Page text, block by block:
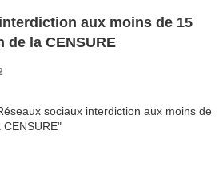
aux moins de 15
la CENSURE